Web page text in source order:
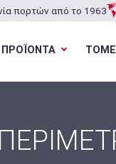
πορτών από το 1963
ΠΡΟΪΟΝΤΑ